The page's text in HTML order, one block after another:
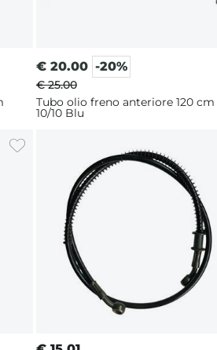
€ 20.00 -20%
€ 25.00
Tubo olio freno anteriore 120 cm
10/10 Blu